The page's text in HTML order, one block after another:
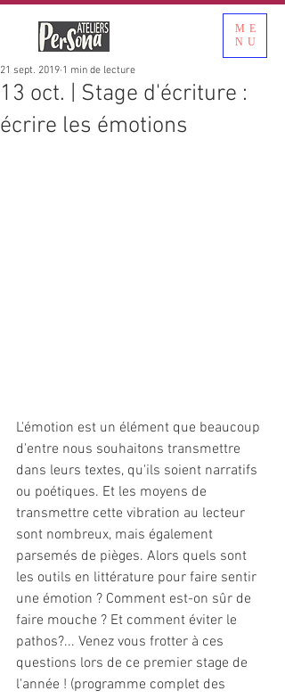
ME
NU
13 oct. | Stage d'écriture :
écrire les émotions
21 sept. 2019 1 min de lecture
L'émotion est un élément que beaucoup
d'entre nous souhaitons transmettre
dans leurs textes, qu'ils soient narratifs
ou poétiques. Et les moyens de
transmettre cette vibration au lecteur
sont nombreux, mais également
parsemés de pièges. Alors quels sont
les outils en littérature pour faire sentir
une émotion ? Comment est-on sûr de
faire mouche ? Et comment éviter le
pathos?... Venez vous frotter à ces
questions lors de ce premier stage de
l'année ! (programme complet des